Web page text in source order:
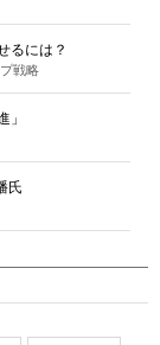
るには？
戦略
」
氏